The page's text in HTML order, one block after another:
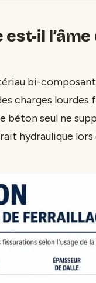
il
bi-composant.
charges
seul ne
hydraulique lors